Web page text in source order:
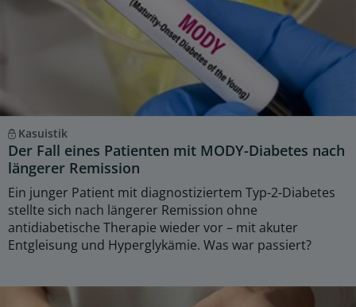
Kasuistik
Der Fall eines Patienten mit MODY-Diabetes nach
längerer Remission
Ein junger Patient mit diagnostiziertem Typ-2-Diabetes
stellte sich nach längerer Remission ohne
antidiabetische Therapie wieder vor – mit akuter
Entgleisung und Hyperglykämie. Was war passiert?